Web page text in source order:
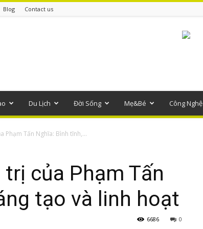
Blog Contact us
Du Lịch Đời Sống Mẹ&Bé Công Nghệ
Phạm Tấn Nghĩa: Bình tĩnh,...
của Phạm Tấn
tạo và linh hoạt
0
6686